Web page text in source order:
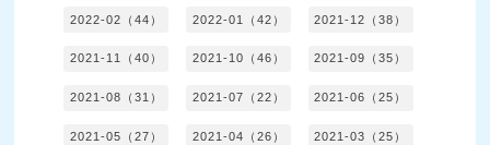
2022-02（44） 2022-01（42） 2021-12（38）
2021-11（40） 2021-10（46） 2021-09（35）
2021-08（31） 2021-07（22） 2021-06（25）
2021-05（27） 2021-04（26） 2021-03（25）